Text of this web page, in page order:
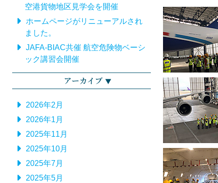
空港貨物地区見学会を開催
ホームページがリニューアルされ
ました。
JAFA-BIAC共催 航空危険物ベーシ
ック講習会開催
アーカイブ
2026年2月
2026年1月
2025年11月
2025年10月
2025年7月
2025年5月